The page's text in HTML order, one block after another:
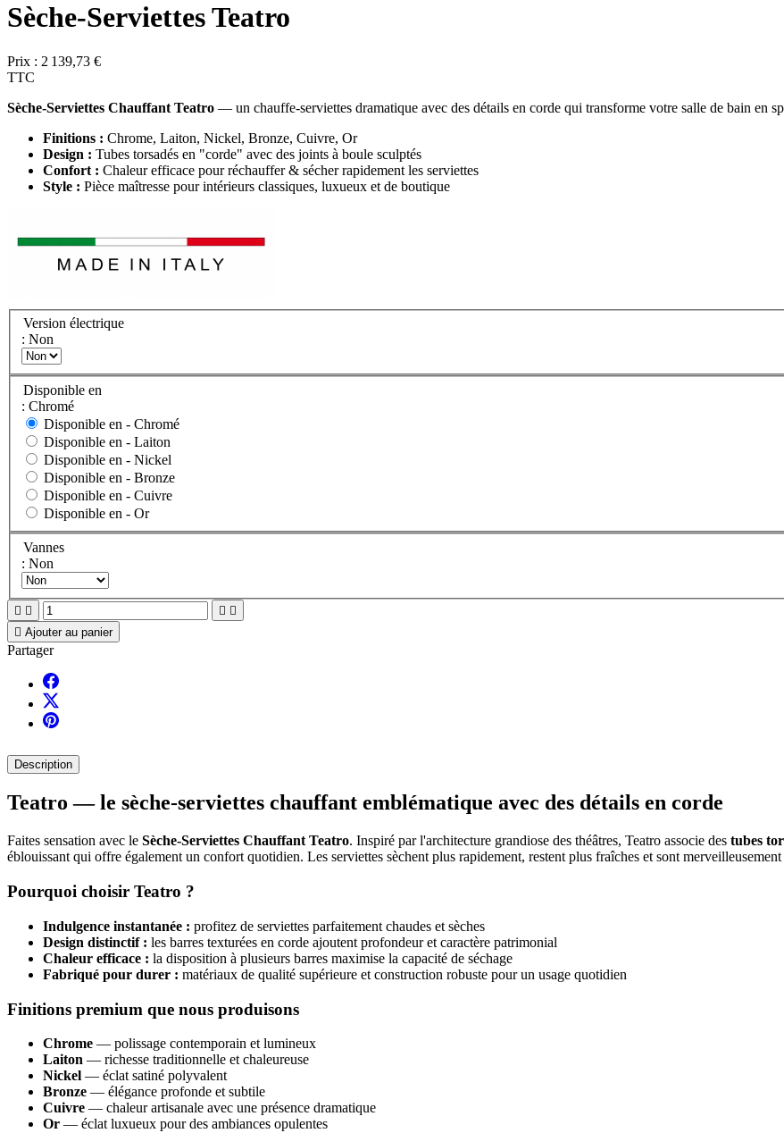
Sèche-Serviettes Teatro
Prix : 2 139,73 €
TTC
Sèche-Serviettes Chauffant Teatro — un chauffe-serviettes dramatique avec des détails en corde qui transforme votre salle de bain en
Finitions : Chrome, Laiton, Nickel, Bronze, Cuivre, Or
Design : Tubes torsadés en "corde" avec des joints à boule sculptés
Confort : Chaleur efficace pour réchauffer & sécher rapidement les serviettes
Style : Pièce maîtresse pour intérieurs classiques, luxueux et de boutique
Version électrique
: Non
Disponible en
: Chromé
Disponible en - Chromé
Disponible en - Laiton
Disponible en - Nickel
Disponible en - Bronze
Disponible en - Cuivre
Disponible en - Or
Vannes
: Non
   
 Ajouter au panier
Partager
Description
Teatro — le sèche-serviettes chauffant emblématique avec des détails en corde
Faites sensation avec le Sèche-Serviettes Chauffant Teatro. Inspiré par l'architecture grandiose des théâtres, Teatro associe des tubes
éblouissant qui offre également un confort quotidien. Les serviettes sèchent plus rapidement, restent plus fraîches et sont
Pourquoi choisir Teatro ?
Indulgence instantanée : profitez de serviettes parfaitement chaudes et sèches
Design distinctif : les barres texturées en corde ajoutent profondeur et caractère patrimonial
Chaleur efficace : la disposition à plusieurs barres maximise la capacité de séchage
Fabriqué pour durer : matériaux de qualité supérieure et construction robuste pour un usage quotidien
Finitions premium que nous produisons
Chrome — polissage contemporain et lumineux
Laiton — richesse traditionnelle et chaleureuse
Nickel — éclat satiné polyvalent
Bronze — élégance profonde et subtile
Cuivre — chaleur artisanale avec une présence dramatique
Or — éclat luxueux pour des ambiances opulentes